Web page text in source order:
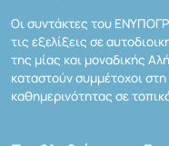
Οι συντάκτες του
τις εξελίξεις σε
της μίας και μοναδικής
καταστούν συμμέτοχοι
καθημερινότητας σε